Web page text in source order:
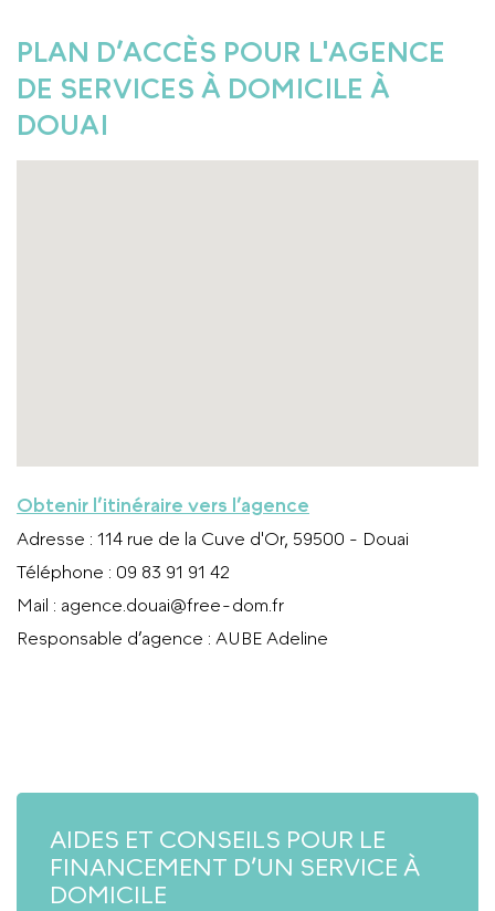
PLAN D’ACCÈS POUR L'AGENCE
DE SERVICES À DOMICILE À
DOUAI
Obtenir l’itinéraire vers l’agence
Adresse : 114 rue de la Cuve d'Or, 59500 - Douai
Téléphone : 09 83 91 91 42
Mail : agence.douai@free-dom.fr
Responsable d’agence : AUBE Adeline
AIDES ET CONSEILS POUR LE
FINANCEMENT D’UN SERVICE À
DOMICILE